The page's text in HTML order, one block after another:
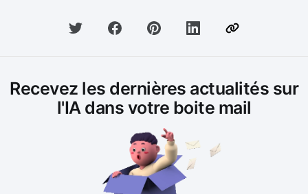
Recevez les dernières actualités sur
l'IA dans votre boite mail